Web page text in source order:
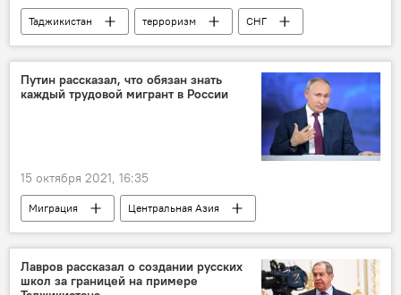
Таджикистан терроризм
СНГ
список
Эмомали Рахмон
Путин рассказал, что обязан знать
каждый трудовой мигрант в России
15 октября 2021, 16:35
Миграция
Центральная Азия
Владимир Путин
Россия
Новости мигрантов из Центральной Азии в России
Лавров рассказал о создании русских
школ за границей на примере